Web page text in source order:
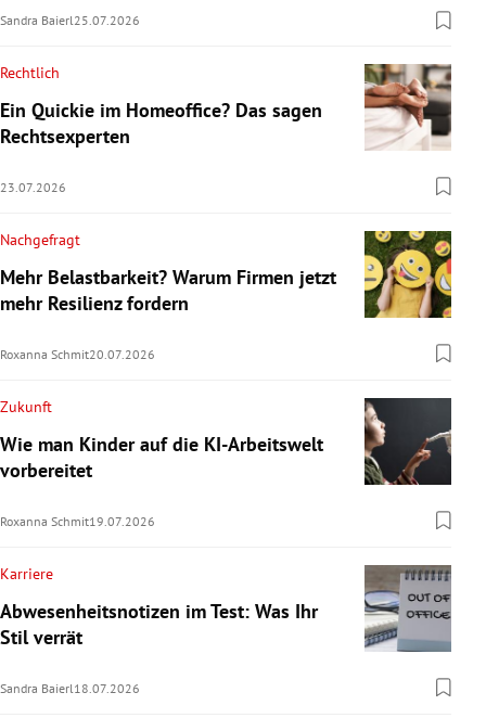
Sandra Baierl25.07.2026
Rechtlich
Ein Quickie im Homeoffice? Das sagen
Rechtsexperten
23.07.2026
Nachgefragt
Mehr Belastbarkeit? Warum Firmen jetzt
mehr Resilienz fordern
Roxanna Schmit20.07.2026
Zukunft
Wie man Kinder auf die KI-Arbeitswelt
vorbereitet
Roxanna Schmit19.07.2026
Karriere
Abwesenheitsnotizen im Test: Was Ihr
Stil verrät
Sandra Baierl 18.07.2026